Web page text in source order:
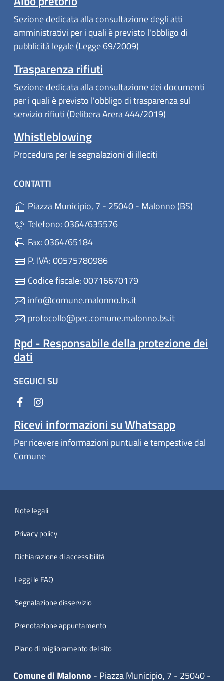
Sezione dedicata alla consultazione degli atti
amministrativi per i quali è previsto l'obbligo di
pubblicità legale (Legge 69/2009)
Trasparenza rifiuti
Sezione dedicata alla consultazione dei documenti
per i quali è previsto l'obbligo di trasparenza sul
servizio rifiuti (Delibera Arera 444/2019)
Whistleblowing
Procedura per le segnalazioni di illeciti
CONTATTI
Piazza Municipio, 7 - 25040 - Malonno (BS)
Telefono: 0364/635576
Fax: 0364/65184
P. IVA: 00575780986
Codice fiscale: 00716670179
info@comune.malonno.bs.it
protocollo@pec.comune.malonno.bs.it
Rpd - Responsabile della protezione dei
dati
SEGUICI SU
Ricevi informazioni su Whatsapp
Per ricevere informazioni puntuali e tempestive dal
Comune
Note legali
Privacy policy
Dichiarazione di accessibilità
Leggi le FAQ
Segnalazione disservizio
Prenotazione appuntamento
Piano di miglioramento del sito
Comune di Malonno - Piazza Municipio, 7 - 25040 -